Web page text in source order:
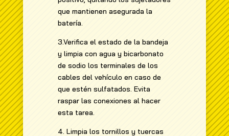
que mantienen asegurada la
batería.
3.Verifica el estado de la bandeja
y limpia con agua y bicarbonato
de sodio los terminales de los
cables del vehículo en caso de
que estén sulfatados. Evita
raspar las conexiones al hacer
esta tarea.
4. Limpia los tornillos y tuercas